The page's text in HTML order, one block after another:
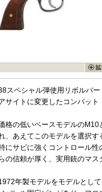
スペシャル弾使用リボルバ
サイトに変更したコンバット
格の低いベースモデルの
、あえてこのモデルを選択す
にサビに強くコントロール
らの信頼が厚く、実用銃のマス
年製モデルをモデルとし